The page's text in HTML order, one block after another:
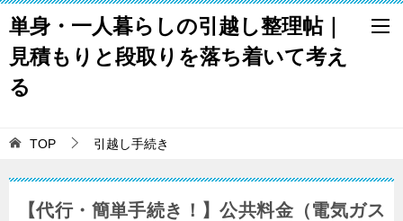
単身・一人暮らしの引越し整理帖｜
見積もりと段取りを落ち着いて考え
る
TOP 引越し手続き
【代行・簡単手続き！】公共料金（電気ガス